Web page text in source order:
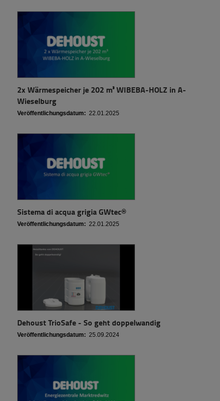
2x Wärmespeicher je 202 m³ WIBEBA-HOLZ in A-
Wieselburg
Veröffentlichungsdatum: 22.01.2025
Sistema di acqua grigia GWtec®
Veröffentlichungsdatum: 22.01.2025
Dehoust TrioSafe - So geht doppelwandig
Veröffentlichungsdatum: 25.09.2024